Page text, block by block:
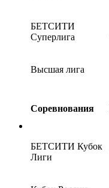
БЕТСИТИ
Суперлига
Высшая лига
Соревнования
БЕТСИТИ Кубок
Лиги